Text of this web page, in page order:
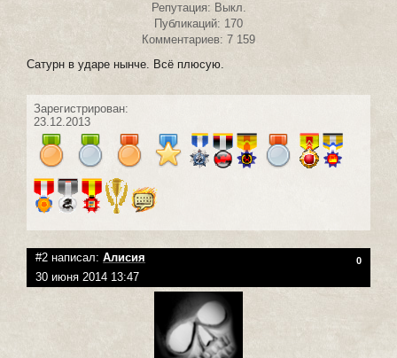
Репутация: Выкл.
Публикаций: 170
Комментариев: 7 159
Сатурн в ударе нынче. Всё плюсую.
Зарегистрирован:
23.12.2013
#2 написал: Алисия 0
30 июня 2014 13:47